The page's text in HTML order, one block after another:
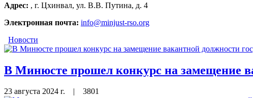
Адрес: , г. Цхинвал, ул. В.В. Путина, д. 4
Электронная почта: info@minjust-rso.org
Новости
В Минюсте прошел конкурс на замещение
23 августа 2024 г. 3801